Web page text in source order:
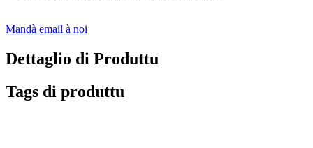
Mandà email à noi
Dettaglio di Produttu
Tags di produttu